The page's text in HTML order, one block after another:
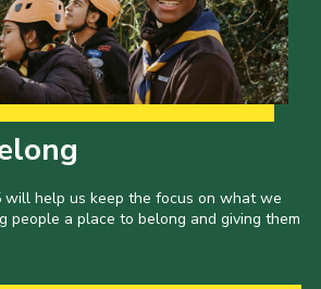
will help us keep the focus on what we
people a place to belong and giving them